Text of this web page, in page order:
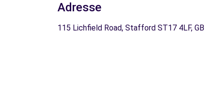
Adresse
115 Lichfield Road, Stafford ST17 4LF, GB